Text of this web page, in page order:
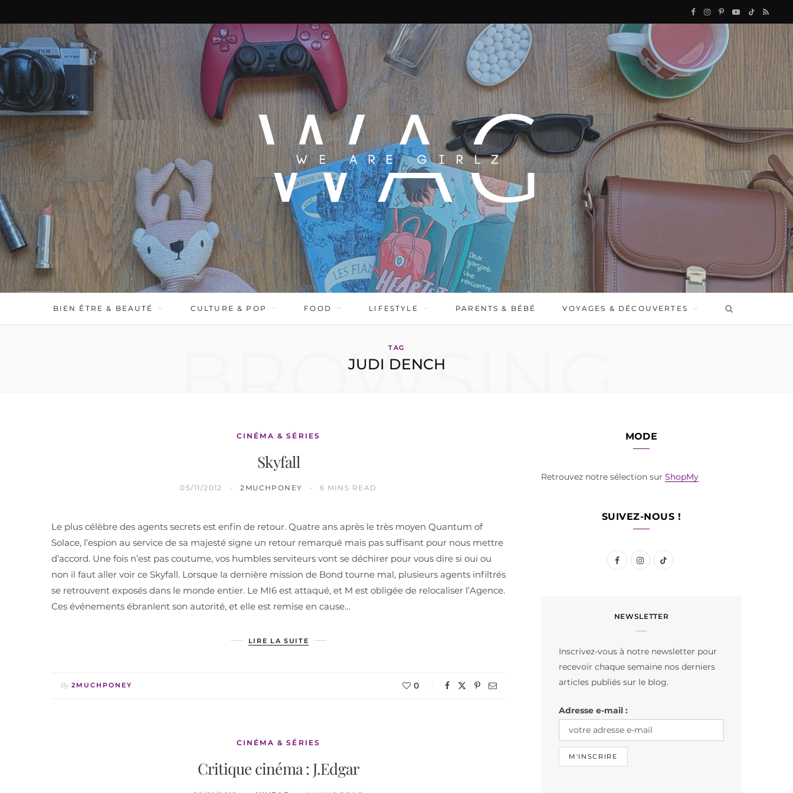
F
c
o
k
I
s
g
a
P
r
Y
b
e
T
k
R
BIEN ÊTRE & BEAUTÉ CULTURE & POP FOOD LIFESTYLE PARENTS & BÉBÉ VOYAGES & DÉCOUVERTES
TAG
JUDI DENCH
BROWSING
CINÉMA & SÉRIES
Skyfall
05/11/2012 2MUCHPONEY 6 MINS READ
Le plus célèbre des agents secrets est enfin de retour. Quatre ans après le très moyen Quantum of
Solace, l’espion au service de sa majesté signe un retour remarqué mais pas suffisant pour nous mettre
d’accord. Une fois n’est pas coutume, vos humbles serviteurs vont se déchirer pour vous dire si oui ou
non il faut aller voir ce Skyfall. Lorsque la dernière mission de Bond tourne mal, plusieurs agents infiltrés
se retrouvent exposés dans le monde entier. Le MI6 est attaqué, et M est obligée de relocaliser l’Agence.
Ces événements ébranlent son autorité, et elle est remise en cause…
LIRE LA SUITE
By 2MUCHPONEY 0
CINÉMA & SÉRIES
Critique cinéma : J.Edgar
MODE
Retrouvez notre sélection sur ShopMy
SUIVEZ-NOUS !
F
e
o
I
t
r
m
T
T
NEWSLETTER
Inscrivez-vous à notre newsletter pour
recevoir chaque semaine nos derniers
articles publiés sur le blog.
Adresse e-mail :